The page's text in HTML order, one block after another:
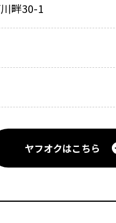
畔30-1
ヤフオクはこちら